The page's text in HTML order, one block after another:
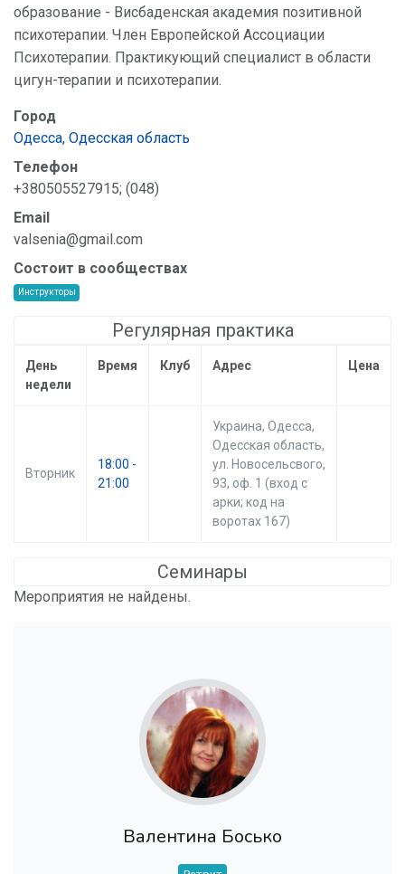
образование - Висбаденская академия позитивной
психотерапии. Член Европейской Ассоциации
Психотерапии. Практикующий специалист в области
цигун-терапии и психотерапии.
Город
Одесса, Одесская область
Телефон
+380505527915; (048)
Email
valsenia@gmail.com
Состоит в сообществах
Инструкторы
Регулярная практика
День
недели
Время Клуб Адрес Цена
Вторник
18:00 -
21:00
Украина, Одесса,
Одесская область,
ул. Новосельсвого,
93, оф. 1 (вход с
арки; код на
воротах 167)
Семинары
Мероприятия не найдены.
Валентина Босько